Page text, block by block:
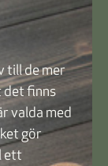
till de mer
det finns
valda med
gör
ett